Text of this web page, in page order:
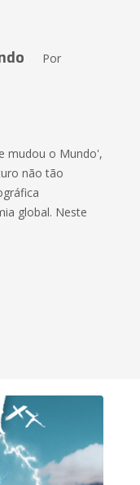
Por
mudou o Mundo',
não tão
global. Neste